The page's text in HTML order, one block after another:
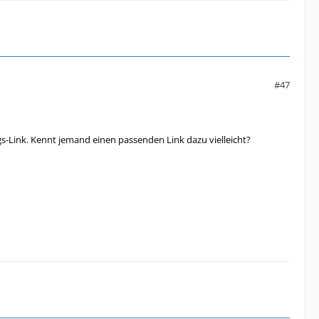
#47
Kennt jemand einen passenden Link dazu vielleicht?